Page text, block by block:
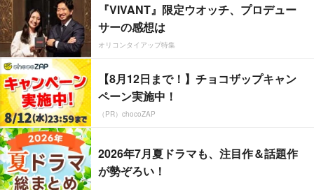
『VIVANT』限定ウオッチ、プロデュー
サーの感想は
オリコンタイアップ特集
【8月12日まで！】チョコザップキャン
ペーン実施中！
（PR）chocoZAP
2026年7月夏ドラマも、注目作＆話題作
が勢ぞろい！